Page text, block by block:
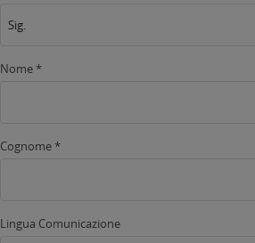
Sig.
Nome *
Cognome *
Lingua Comunicazione